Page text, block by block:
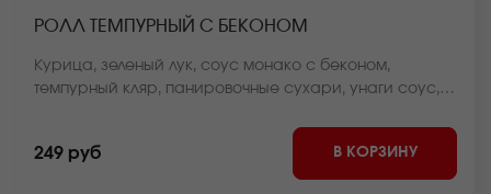
РОЛЛ ТЕМПУРНЫЙ С БЕКОНОМ
Курица, зеленый лук, соус монако с беконом,
темпурный кляр, панировочные сухари, унаги соус,
249 руб В КОРЗИНУ